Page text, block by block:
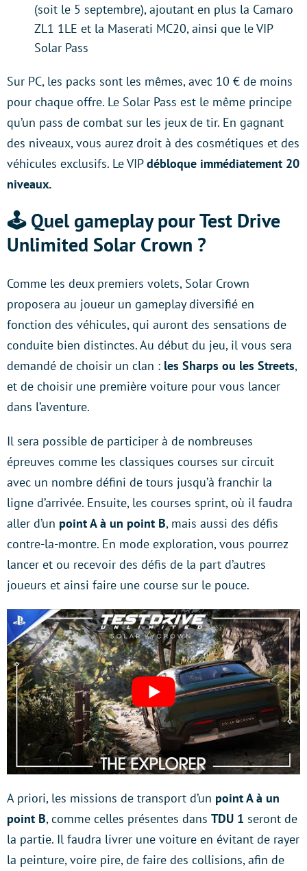
(soit le 5 septembre), ajoutant en plus la Camaro
ZL1 1LE et la Maserati MC20, ainsi que le VIP
Solar Pass
Sur PC, les packs sont les mêmes, avec 10 € de moins
pour chaque offre. Le Solar Pass est le même principe
qu’un pass de combat sur les jeux de tir. En gagnant
des niveaux, vous aurez droit à des cosmétiques et des
véhicules exclusifs. Le VIPdébloque immédiatement 20
niveaux.
🕹️ Quel gameplay pour Test Drive
Unlimited Solar Crown ?
Comme les deux premiers volets, Solar Crown
proposera au joueur un gameplay diversifié en
fonction des véhicules, qui auront des sensations de
conduite bien distinctes. Au début du jeu, il vous sera
demandé de choisir un clan : les Sharps ou les Streets,
et de choisir une première voiture pour vous lancer
dans l’aventure.
Il sera possible de participer à de nombreuses
épreuves comme les classiques courses sur circuit
avec un nombre défini de tours jusqu’à franchir la
ligne d’arrivée. Ensuite, les courses sprint, où il faudra
aller d’un point A à un point B, mais aussi des défis
contre-la-montre. En mode exploration, vous pourrez
lancer et ou recevoir des défis de la part d’autres
joueurs et ainsi faire une course sur le pouce.
A priori, les missions de transport d’un point A à un
point B, comme celles présentes dans TDU 1 seront de
la partie. Il faudra livrer une voiture en évitant de rayer
la peinture, voire pire, de faire des collisions, afin de